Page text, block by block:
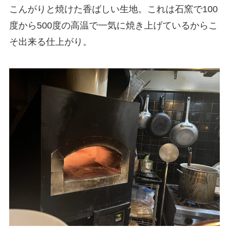
こんがりと焼けた香ばしい生地。これは石窯で100
度から500度の高温で一気に焼き上げているからこ
そ出来る仕上がり。